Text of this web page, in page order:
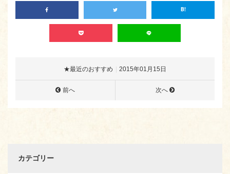
★最近のおすすめ 2015年01月15日
前へ 次へ
カテゴリー